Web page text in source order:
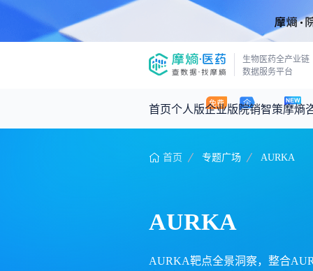
生物医药全产业链
数据服务平台
首页个人版企业版院销智策摩熵
咨询服务
产品立项评估及管线规划
投资决策与交易估值
摩熵原创
深度分析
投融资
数据中心
基于市场数据，为您提供全面的市场
首页 专题广场 AURKA
AURKA
AURKA靶点全景洞察，整合